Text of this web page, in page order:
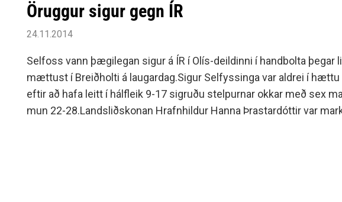
Öruggur sigur gegn ÍR
24.11.2014
Selfoss vann þægilegan sigur á ÍR í Olís-deildinni í handbolta þegar
mættust í Breiðholti á laugardag.Sigur Selfyssinga var aldrei í hættu
eftir að hafa leitt í hálfleik 9-17 sigruðu stelpurnar okkar með sex
mun 22-28.Landsliðskonan Hrafn­hild­ur Hanna Þrast­ar­dótt­ir var